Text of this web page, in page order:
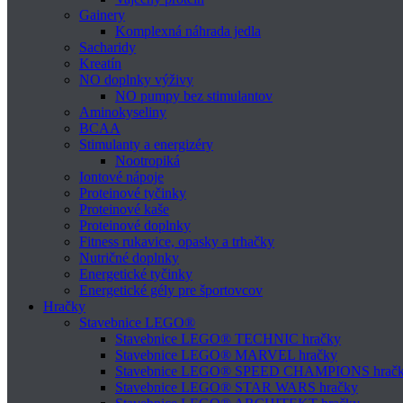
Gainery
Komplexná náhrada jedla
Sacharidy
Kreatín
NO doplnky výživy
NO pumpy bez stimulantov
Aminokyseliny
BCAA
Stimulanty a energizéry
Nootropiká
Iontové nápoje
Proteinové tyčinky
Proteinové kaše
Proteinové doplnky
Fitness rukavice, opasky a trhačky
Nutričné doplnky
Energetické tyčinky
Energetické gély pre športovcov
Hračky
Stavebnice LEGO®
Stavebnice LEGO® TECHNIC hračky
Stavebnice LEGO® MARVEL hračky
Stavebnice LEGO® SPEED CHAMPIONS
Stavebnice LEGO® STAR WARS hračky